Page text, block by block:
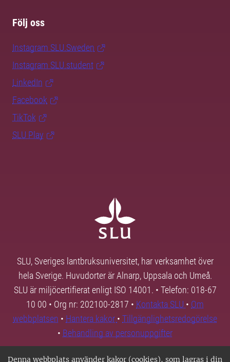
Denna webbplats använder kakor (cookies), som lagras i din
Följ oss
Instagram SLU.Sweden
Instagram SLU.student
LinkedIn
Facebook
TikTok
SLU Play
SLU, Sveriges lantbruksuniversitet, har verksamhet över
hela Sverige. Huvudorter är Alnarp, Uppsala och Umeå.
SLU är miljöcertifierat enligt ISO 14001. • Telefon: 018-67
10 00 • Org nr: 202100-2817 • Kontakta SLU • Om
webbplatsen • Hantera kakor • Tillgänglighetsredogörelse
• Behandling av personuppgifter